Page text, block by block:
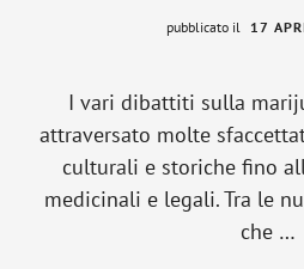
pubblicato il 17
I vari dibattiti sulla
attraversato molte
culturali e storiche fino
medicinali e legali. Tra le
che …